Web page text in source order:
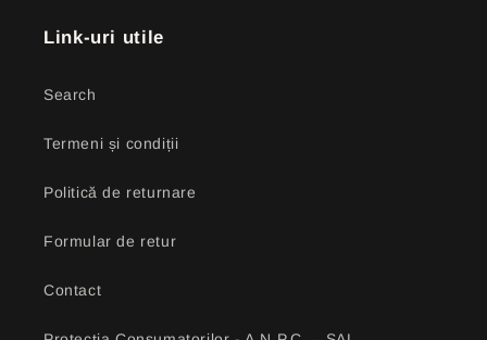
Link-uri utile
Search
Termeni și condiții
Politică de returnare
Formular de retur
Contact